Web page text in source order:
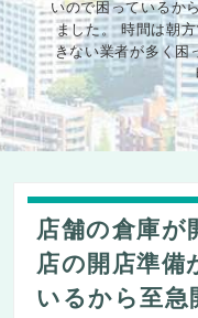
いので困っているか
ました。 時間は朝
きない業者が多く困
店舗の倉庫が
店の開店準備
いるから至急